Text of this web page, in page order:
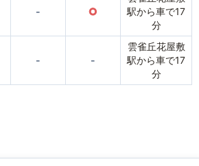
- ○
駅から車で17
分
- -
雲雀丘花屋敷
駅から車で17
分